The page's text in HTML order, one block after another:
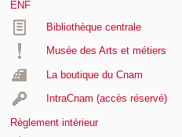
ENF
Bibliothèque centrale
Musée des Arts et métiers
La boutique du Cnam
IntraCnam (accès réservé)
Règlement intérieur